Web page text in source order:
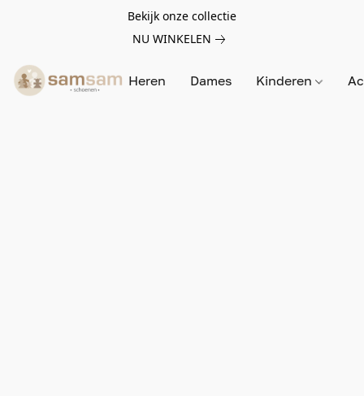
Bekijk onze collectie
NU WINKELEN
Heren Dames Kinderen